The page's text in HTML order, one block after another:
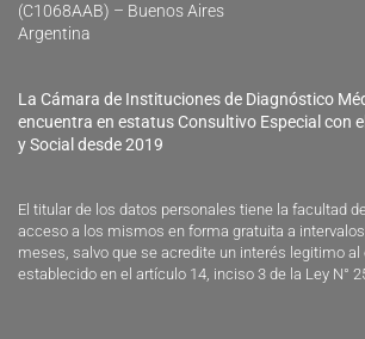
(C1068AAB) – Buenos Aires
Argentina
La Cámara de Instituciones de Diagnóstico
encuentra en estatus Consultivo Especial con
y Social desde 2019
El titular de los datos personales tiene la facultad
acceso a los mismos en forma gratuita a
meses, salvo que se acredite un interés legitimo
establecido en el artículo 14, inciso 3 de la Ley N°